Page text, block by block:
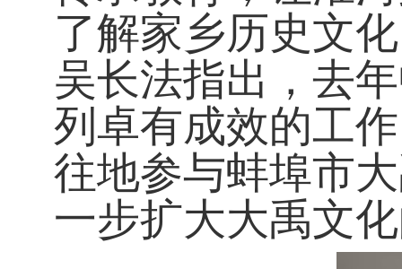
了解家乡历史文
吴长法指出，去
列卓有成效的工
往地参与蚌埠市
一步扩大大禹文